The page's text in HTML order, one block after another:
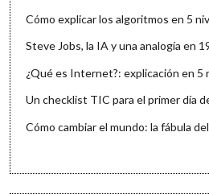
Cómo explicar los algoritmos en 5
Steve Jobs, la IA y una analogía en
¿Qué es Internet?: explicación en 5
Un checklist TIC para el primer día
Cómo cambiar el mundo: la fábula